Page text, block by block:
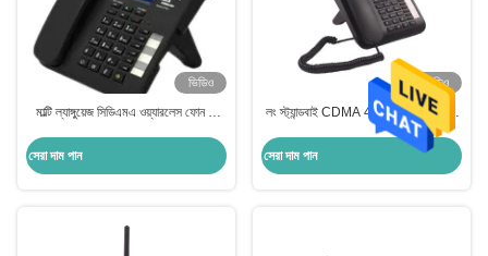
ভিডিও
মাল্টি ল্যাঙ্গুয়েজ সিডিএমএ ওয়্যারলেস ফোন লি
সেরা দাম পান
ভিডিও
লং স্ট্যান্ডবাই CDMA 450MHz ল্যান্ডলাইন
ফোন গুড সিগন্যাল FM রেডিও ওয়্যারলেস ফোন
সেরা দাম পান